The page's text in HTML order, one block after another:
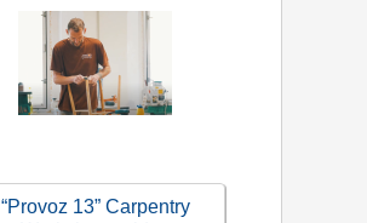
“Provoz 13” Carpentry